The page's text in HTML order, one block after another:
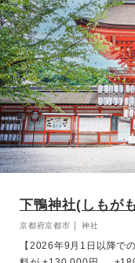
下鴨神社(しもが
京都府京都市 │ 神社
【2026年9月1日以降で